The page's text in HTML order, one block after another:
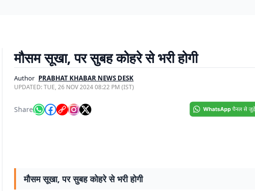
मौसम सूखा, पर सुबह कोहरे से भरी होगी
Author PRABHAT KHABAR NEWS DESK
UPDATED:TUE, 26 NOV 2024 08:22 PM (IST)
Share
मौसम सूखा, पर सुबह कोहरे से भरी होगी